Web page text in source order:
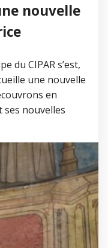
nouvelle
du CIPAR s’est,
une nouvelle
en
ses nouvelles